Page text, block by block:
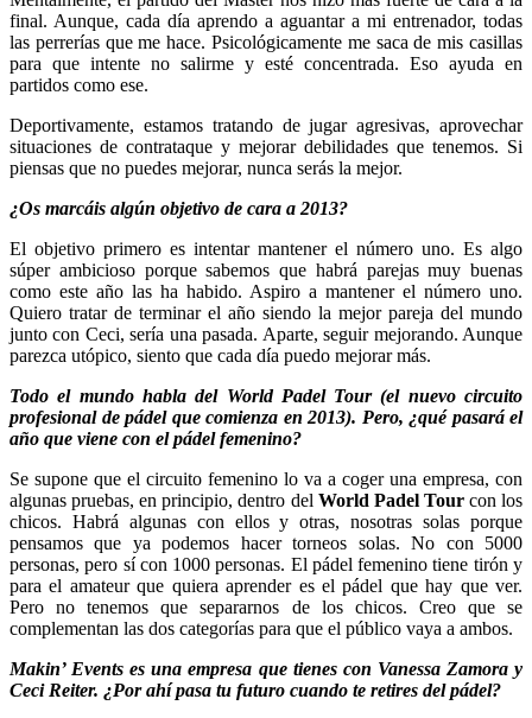
final. Aunque, cada día aprendo a aguantar a mi entrenador, todas
las perrerías que me hace. Psicológicamente me saca de mis casillas
para que intente no salirme y esté concentrada. Eso ayuda en
partidos como ese.
Deportivamente, estamos tratando de jugar agresivas, aprovechar
situaciones de contrataque y mejorar debilidades que tenemos. Si
piensas que no puedes mejorar, nunca serás la mejor.
¿Os marcáis algún objetivo de cara a 2013?
El objetivo primero es intentar mantener el número uno. Es algo
súper ambicioso porque sabemos que habrá parejas muy buenas
como este año las ha habido. Aspiro a mantener el número uno.
Quiero tratar de terminar el año siendo la mejor pareja del mundo
junto con Ceci, sería una pasada. Aparte, seguir mejorando. Aunque
parezca utópico, siento que cada día puedo mejorar más.
Todo el mundo habla del World Padel Tour (el nuevo circuito
profesional de pádelque comienza en 2013). Pero, ¿qué pasará el
año que viene con el pádel femenino?
Se supone que el circuito femenino lo va a coger una empresa, con
algunas pruebas, en principio, dentro del World Padel Tourcon los
chicos. Habrá algunas con ellos y otras, nosotras solas porque
pensamos que ya podemos hacer torneos solas. No con 5000
personas, pero sí con 1000 personas. El pádel femenino tiene tirón y
para el amateur que quiera aprender es el pádel que hay que ver.
Pero no tenemos que separarnos de los chicos. Creo que se
complementan las dos categorías para que el público vaya a ambos.
Makin’ Events es una empresa que tienes con Vanessa Zamora y
Ceci Reiter. ¿Por ahí pasa tu futuro cuando te retires del pádel?